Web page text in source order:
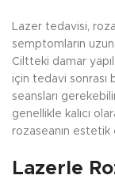
Lazer tedavisi,
semptomların uzun
Ciltteki damar
için tedavi sonrası
seansları
genellikle kalıcı
rozaseanın estetik
Lazerle